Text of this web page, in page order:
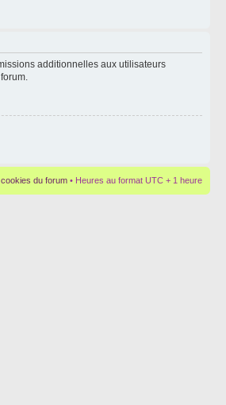
additionnelles aux utilisateurs
du forum • Heures au format UTC + 1 heure